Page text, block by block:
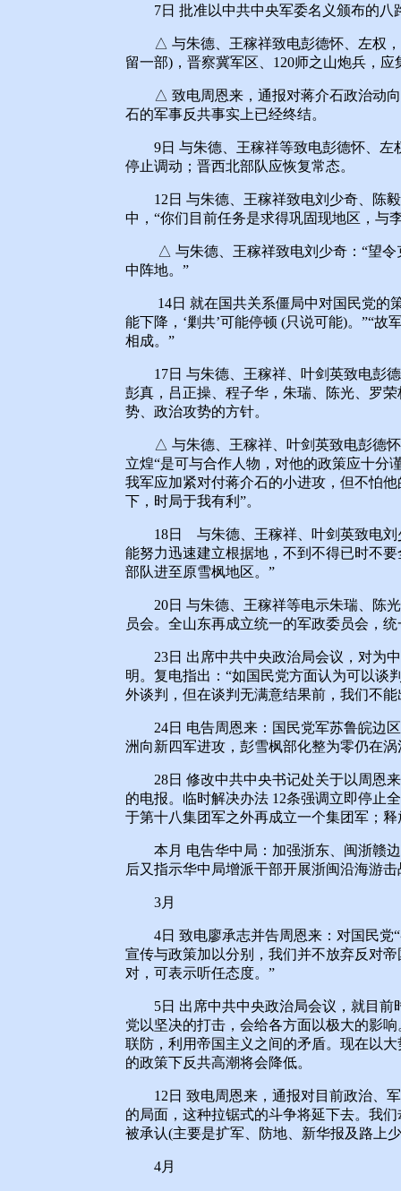
7日 批准以中共中央军委名义颁布的八
△ 与朱德、王稼祥致电彭德怀、左权，
留一部)，晋察冀军区、120师之山炮兵，
△ 致电周恩来，通报对蒋介石政治动向
石的军事反共事实上已经终结。
9日 与朱德、王稼祥等致电彭德怀、左
停止调动；晋西北部队应恢复常态。
12日 与朱德、王稼祥致电刘少奇、陈毅
中，“你们目前任务是求得巩固现地区，与
△ 与朱德、王稼祥致电刘少奇：“望令
中阵地。”
14日 就在国共关系僵局中对国民党的策
能下降，‘剿共’可能停顿 (只说可能)。”“
相成。”
17日 与朱德、王稼祥、叶剑英致电彭德
彭真，吕正操、程子华，朱瑞、陈光、罗
势、政治攻势的方针。
△ 与朱德、王稼祥、叶剑英致电彭德怀
立煌“是可与合作人物，对他的政策应十分
我军应加紧对付蒋介石的小进攻，但不怕
下，时局于我有利”。
18日 与朱德、王稼祥、叶剑英致电刘
能努力迅速建立根据地，不到不得已时不
部队进至原雪枫地区。”
20日 与朱德、王稼祥等电示朱瑞、陈光
员会。全山东再成立统一的军政委员会，
23日 出席中共中央政治局会议，对为中
明。复电指出：“如国民党方面认为可以谈
外谈判，但在谈判无满意结果前，我们不能
24日 电告周恩来：国民党军苏鲁皖边区
洲向新四军进攻，彭雪枫部化整为零仍在
28日 修改中共中央书记处关于以周恩来
的电报。临时解决办法 12条强调立即停止
于第十八集团军之外再成立一个集团军；
本月 电告华中局：加强浙东、闽浙赣边
后又指示华中局增派干部开展浙闽沿海游
3月
4日 致电廖承志并告周恩来：对国民党“
宣传与政策加以分别，我们并不放弃反对
对，可表示听任态度。”
5日 出席中共中央政治局会议，就目前
党以坚决的打击，会给各方面以极大的影
联防，利用帝国主义之间的矛盾。现在以
的政策下反共高潮将会降低。
12日 致电周恩来，通报对目前政治、军
的局面，这种拉锯式的斗争将延下去。我
被承认(主要是扩军、防地、新华报及路上
4月